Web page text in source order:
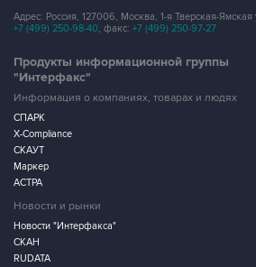
Адрес: Россия, 127006, Москва, 1-я Тверская-Ямская
+7 (499) 250-98-40, факс: +7 (499) 250-97-27
Продукты информационной группы
"Интерфакс"
Информация о компаниях, товарах и людях
СПАРК
X-Compliance
СКАУТ
Маркер
АСТРА
Новости и рынки
Новости "Интерфакса"
СКАН
RUDATA